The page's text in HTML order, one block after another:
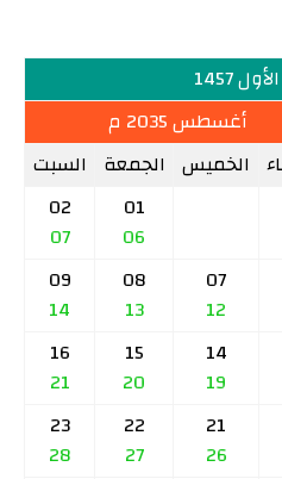
1457
أغسطس 2035 م
الخميس الجمعة السبت
01
06
02
07
07
12
08
13
09
14
14
19
15
20
16
21
21
26
22
27
23
28